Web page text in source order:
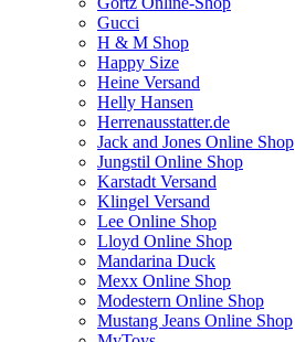
Gucci
H & M Shop
Happy Size
Heine Versand
Helly Hansen
Herrenausstatter.de
Jack and Jones Online Shop
Jungstil Online Shop
Karstadt Versand
Klingel Versand
Lee Online Shop
Lloyd Online Shop
Mandarina Duck
Mexx Online Shop
Modestern Online Shop
Mustang Jeans Online Shop